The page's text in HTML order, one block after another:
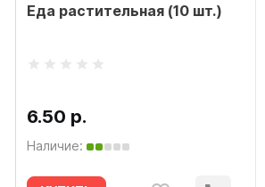
Еда растительная (10 шт.)
6.50 р.
Наличие: